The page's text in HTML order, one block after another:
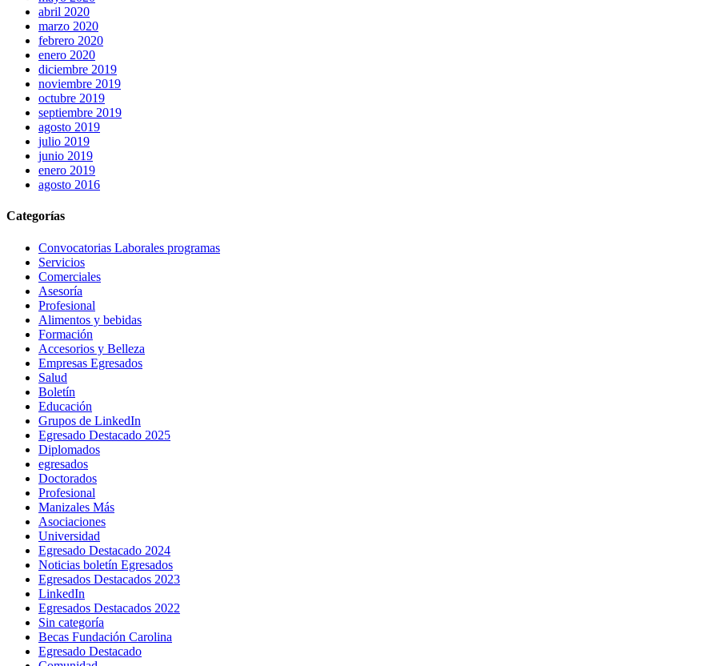
abril 2020
marzo 2020
febrero 2020
enero 2020
diciembre 2019
noviembre 2019
octubre 2019
septiembre 2019
agosto 2019
julio 2019
junio 2019
enero 2019
agosto 2016
Categorías
Convocatorias Laborales programas
Servicios
Comerciales
Asesoría
Profesional
Alimentos y bebidas
Formación
Accesorios y Belleza
Empresas Egresados
Salud
Boletín
Educación
Grupos de LinkedIn
Egresado Destacado 2025
Diplomados
egresados
Doctorados
Profesional
Manizales Más
Asociaciones
Universidad
Egresado Destacado 2024
Noticias boletín Egresados
Egresados Destacados 2023
LinkedIn
Egresados Destacados 2022
Sin categoría
Becas Fundación Carolina
Egresado Destacado